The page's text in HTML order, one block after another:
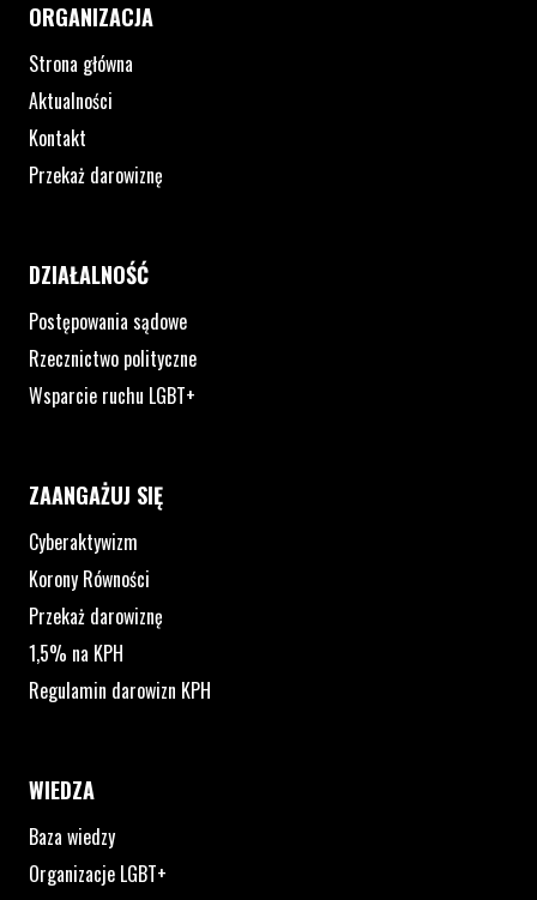
ORGANIZACJA
Strona główna
Aktualności
Kontakt
Przekaż darowiznę
DZIAŁALNOŚĆ
Postępowania sądowe
Rzecznictwo polityczne
Wsparcie ruchu LGBT+
ZAANGAŻUJ SIĘ
Cyberaktywizm
Korony Równości
Przekaż darowiznę
1,5% na KPH
Regulamin darowizn KPH
WIEDZA
Baza wiedzy
Organizacje LGBT+